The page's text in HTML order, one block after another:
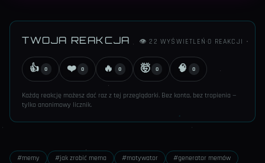
TWOJA REAKCJA 👁22 WYŚWIETLEŃ ·0 REAKCJI
👍 0 ❤️ 0 🔥 0 🤯 0 🧠 0
Każdą reakcję możesz dać raz z tej przeglądarki. Bez konta, bez tropienia —
tylko anonimowy licznik.
#memy #jak zrobić mema #motywator #generator memów